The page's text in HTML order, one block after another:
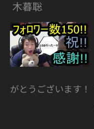
木暮聡
がとうございます！